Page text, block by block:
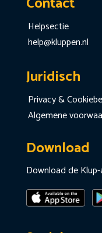
Helpsectie
help@kluppen.nl
Juridisch
Privacy &
Algemene
Download
Download de